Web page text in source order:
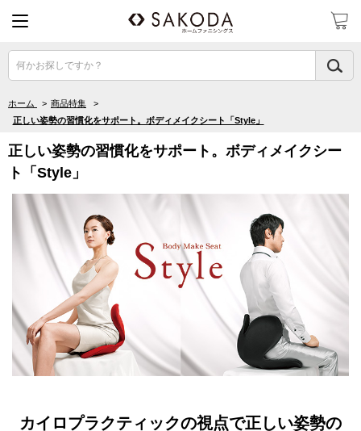
何かお探しですか？
ホーム > 商品特集
>
正しい姿勢の習慣化をサポート。ボディメイクシート「Style」
正しい姿勢の習慣化をサポート。ボディメイクシー
ト「Style」
カイロプラクティックの視点で正しい姿勢の